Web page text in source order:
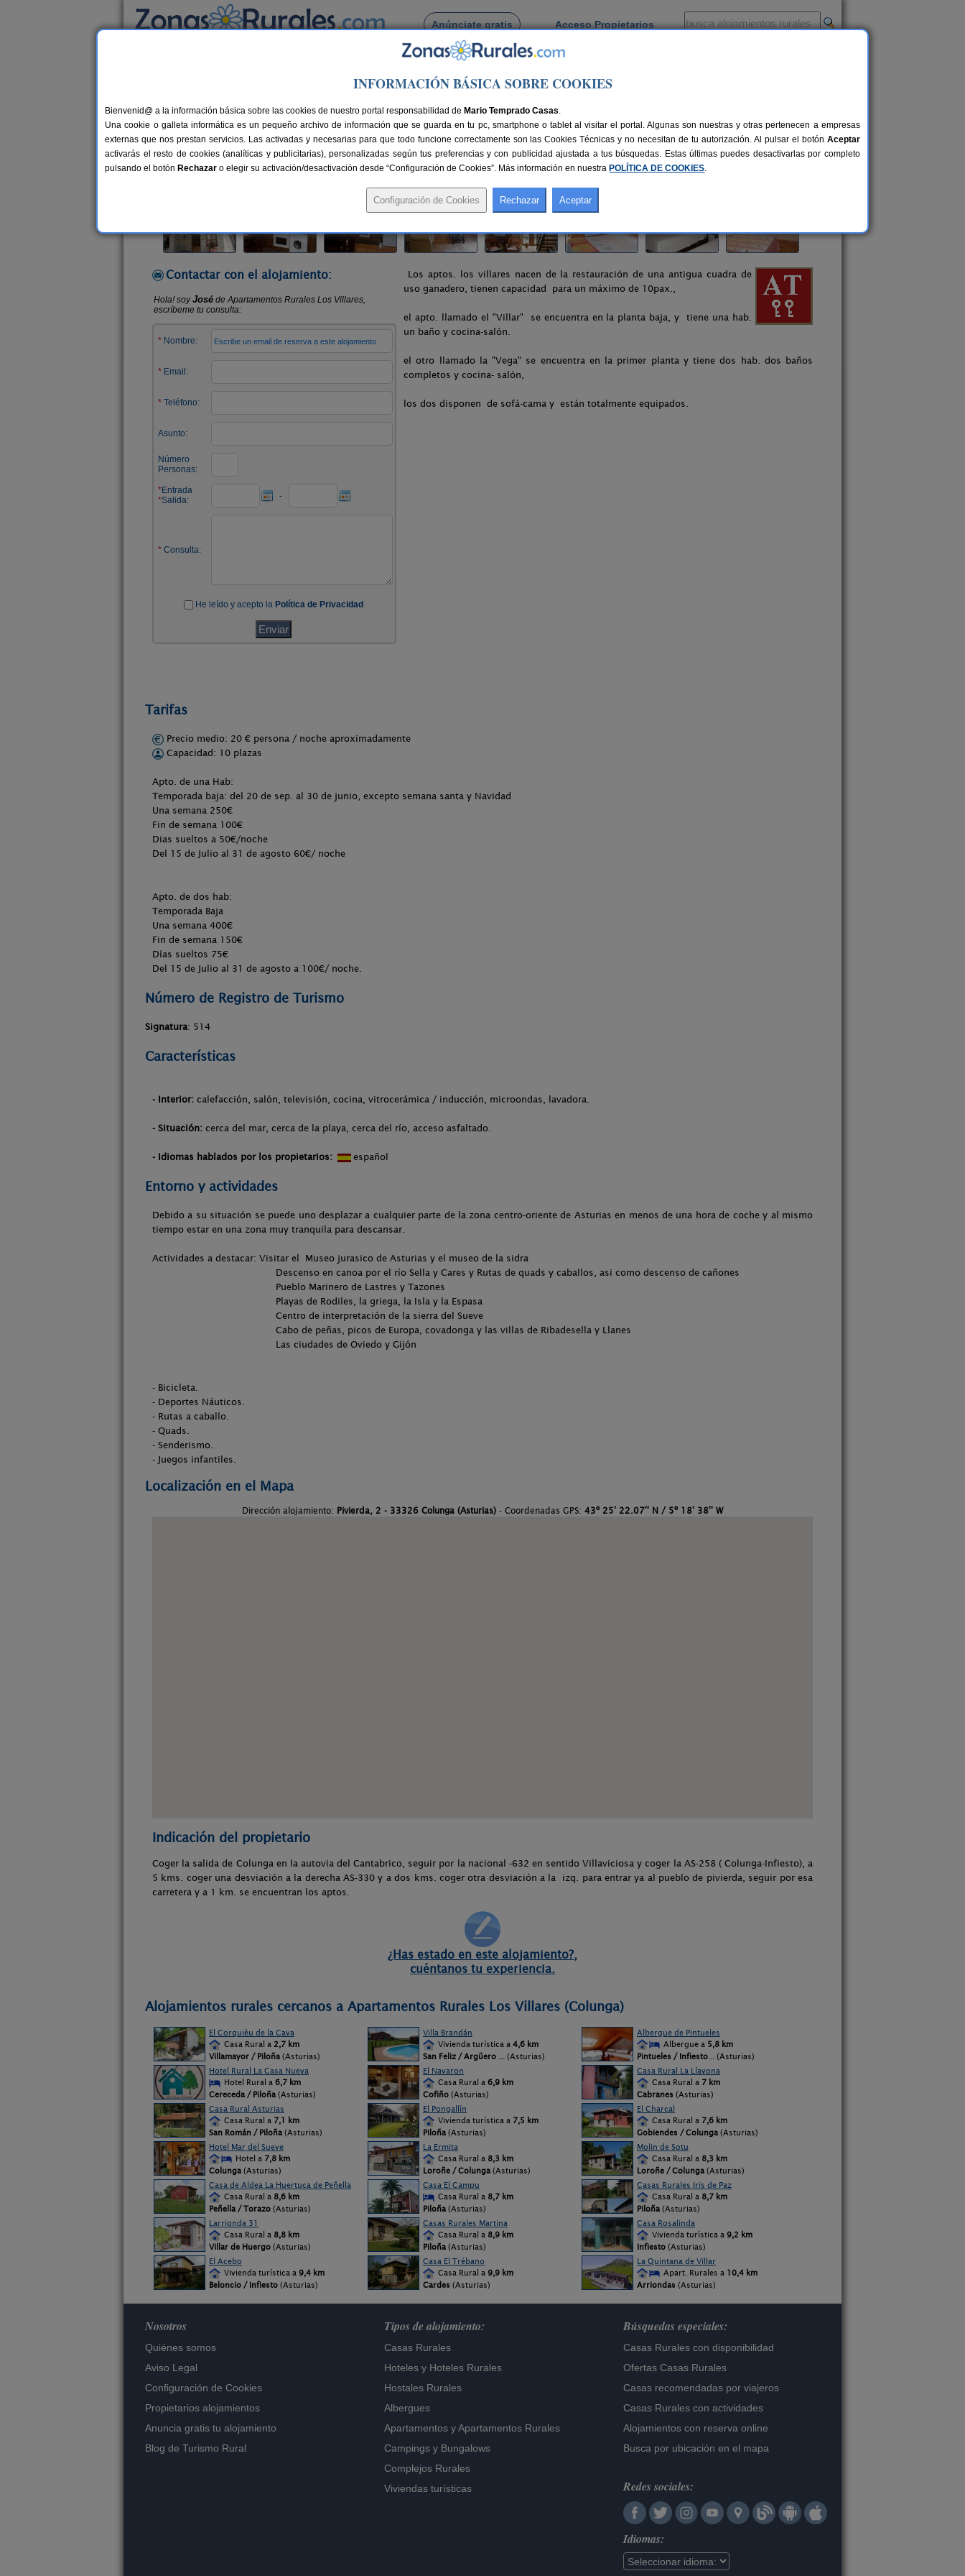
Anúnciate gratis Acceso Propietarios
Busca por pueblo
> Apartamentos Rurales Los Villares
Apartamentos Rurales Los Villares
Apartamentos Rurales en Colunga (Asturias)
Alquiler completo 10 plazas 70 km de Oviedo Compartir:
Contactar con el alojamiento:
Los aptos. los villares nacen de la restauración de una antigua cuadra de
uso ganadero, tienen capacidad para un máximo de 10pax.,
el apto. llamado el "Villar" se encuentra en la planta baja, y tiene una hab.
un baño y cocina-salón.
el otro llamado la "Vega" se encuentra en la primer planta y tiene dos hab. dos baños
completos y cocina- salón,
los dos disponen de sofá-cama y están totalmente equipados.
Tarifas
Precio medio: 20 € persona / noche aproximadamente
Capacidad: 10 plazas
Apto. de una Hab:
Temporada baja: del 20 de sep. al 30 de junio, excepto semana santa y Navidad
Una semana 250€
Fin de semana 100€
Dias sueltos a 50€/noche
Del 15 de Julio al 31 de agosto 60€/ noche
Apto. de dos hab:
Temporada Baja
Una semana 400€
Fin de semana 150€
Días sueltos 75€
Del 15 de Julio al 31 de agosto a 100€/ noche.
Número de Registro de Turismo
Signatura: 514
Características
- Interior: calefacción, salón, televisión, cocina, vitrocerámica / inducción, microondas, lavadora.
- Situación: cerca del mar, cerca de la playa, cerca del río, acceso asfaltado.
- Idiomas hablados por los propietarios: español
Entorno y actividades
Debido a su situación se puede uno desplazar a cualquier parte de la zona centro-oriente de Asturias en menos de una hora de coche y al mismo
tiempo estar en una zona muy tranquila para descansar.
Actividades a destacar: Visitar el Museo jurasico de Asturias y el museo de la sidra
Descenso en canoa por el río Sella y Cares y Rutas de quads y caballos, asi como descenso de cañones
Pueblo Marinero de Lastres y Tazones
Playas de Rodiles, la griega, la Isla y la Espasa
Centro de interpretación de la sierra del Sueve
Cabo de peñas, picos de Europa, covadonga y las villas de Ribadesella y Llanes
Las ciudades de Oviedo y Gijón
- Bicicleta.
- Deportes Náuticos.
- Rutas a caballo.
- Quads.
- Senderismo.
- Juegos infantiles.
Localización en el Mapa
Dirección alojamiento: Pivierda, 2 - 33326 Colunga (Asturias) - Coordenadas GPS: 43º 25' 22.07'' N / 5º 18' 38'' W
Indicación del propietario
Coger la salida de Colunga en la autovia del Cantabrico, seguir por la nacional -632 en sentido Villaviciosa y coger la AS-258 ( Colunga-Infiesto), a
5 kms. coger una desviación a la derecha AS-330 y a dos kms. coger otra desviación a la izq. para entrar ya al pueblo de pivierda, seguir por esa
carretera y a 1 km. se encuentran los aptos.
¿Has estado en este alojamiento?,
cuéntanos tu experiencia.
Alojamientos rurales cercanos a Apartamentos Rurales Los Villares (Colunga)
El Corquiéu de la Cava
Casa Rural a 2,7 km
Villamayor / Piloña (Asturias)
Villa Brandán
Vivienda turística a 4,6 km
San Feliz / Argüero ... (Asturias)
Albergue de Pintueles
Albergue a 5,8 km
Pintueles / Infiesto... (Asturias)
Hotel Rural La Casa Nueva
Hotel Rural a 6,7 km
Cereceda / Piloña (Asturias)
El Navaron
Casa Rural a 6,9 km
Cofiño (Asturias)
Casa Rural La Llavona
Casa Rural a 7 km
Cabranes (Asturias)
Casa Rural Asturias
Casa Rural a 7,1 km
San Román / Piloña (Asturias)
El Pongallín
Vivienda turística a 7,5 km
Piloña (Asturias)
El Charcal
Casa Rural a 7,6 km
Gobiendes / Colunga (Asturias)
Hotel Mar del Sueve
Hotel a 7,8 km
Colunga (Asturias)
La Ermita
Casa Rural a 8,3 km
Loroñe / Colunga (Asturias)
Molin de Sotu
Casa Rural a 8,3 km
Loroñe / Colunga (Asturias)
Casa de Aldea La Huertuca de Peñella
Casa Rural a 8,6 km
Peñella / Torazo (Asturias)
Casa El Campu
Casa Rural a 8,7 km
Piloña (Asturias)
Casas Rurales Iris de Paz
Casa Rural a 8,7 km
Piloña (Asturias)
Larrionda 31
Casa Rural a 8,8 km
Villar de Huergo (Asturias)
Casas Rurales Martina
Casa Rural a 8,9 km
Piloña (Asturias)
Casa Rosalinda
Vivienda turística a 9,2 km
Infiesto (Asturias)
El Acebo
Vivienda turística a 9,4 km
Beloncio / Infiesto (Asturias)
Casa El Trébano
Casa Rural a 9,9 km
Cardes (Asturias)
La Quintana de Villar
Apart. Rurales a 10,4 km
Arriondas (Asturias)
Nosotros
Quiénes somos
Aviso Legal
Configuración de Cookies
Propietarios alojamientos
Anuncia gratis tu alojamiento
Blog de Turismo Rural
Tipos de alojamiento:
Casas Rurales
Hoteles y Hoteles Rurales
Hostales Rurales
Albergues
Apartamentos yApartamentos Rurales
Campings y Bungalows
Complejos Rurales
Viviendas turísticas
Búsquedas especiales:
Casas Rurales con disponibilidad
Ofertas Casas Rurales
Casas recomendadas por viajeros
Casas Rurales con actividades
Alojamientos con reserva online
Busca por ubicación en el mapa
Redes sociales:
Idiomas:
INFORMACIÓN BÁSICA SOBRE COOKIES
Bienvenid@ a la información básica sobre las cookies de nuestro portal responsabilidad de Mario Temprado Casas.
Una cookie o galleta informática es un pequeño archivo de información que se guarda en tu pc, smartphone o tablet al visitar el portal. Algunas son nuestras y otras pertenecen a empresas
externas que nos prestan servicios. Las activadas y necesarias para que todo funcione correctamente son las Cookies Técnicas y no necesitan de tu autorización. Al pulsar el botón Aceptar
activarás el resto de cookies (analíticas y publicitarias), personalizadas según tus preferencias y con publicidad ajustada a tus búsquedas. Estas últimas puedes desactivarlas por completo
pulsando el botón Rechazar o elegir su activación/desactivación desde “Configuración de Cookies”. Más información en nuestra POLÍTICA DE COOKIES.